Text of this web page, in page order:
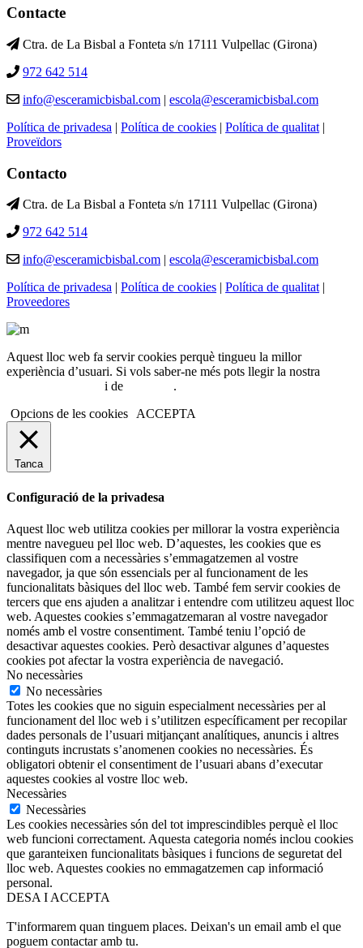
Contacte
Ctra. de La Bisbal a Fonteta s/n 17111 Vulpellac (Girona)
972 642 514
info@esceramicbisbal.com | escola@esceramicbisbal.com
Política de privadesa | Política de cookies | Política de qualitat |
Proveïdors
Contacto
Ctra. de La Bisbal a Fonteta s/n 17111 Vulpellac (Girona)
972 642 514
info@esceramicbisbal.com | escola@esceramicbisbal.com
Política de privadesa | Política de cookies | Política de qualitat|
Proveedores
Aquest lloc web fa servir cookies perquè tingueu la millor
experiència d’usuari. Si vols saber-ne més pots llegir la nostra
i de
.
Opcions de les cookies ACCEPTA
Tanca
Configuració de la privadesa
Aquest lloc web utilitza cookies per millorar la vostra experiència
mentre navegueu pel lloc web. D’aquestes, les cookies que es
classifiquen com a necessàries s’emmagatzemen al vostre
navegador, ja que són essencials per al funcionament de les
funcionalitats bàsiques del lloc web. També fem servir cookies de
tercers que ens ajuden a analitzar i entendre com utilitzeu aquest lloc
web. Aquestes cookies s’emmagatzemaran al vostre navegador
només amb el vostre consentiment. També teniu l’opció de
desactivar aquestes cookies. Però desactivar algunes d’aquestes
cookies pot afectar la vostra experiència de navegació.
No necessàries
No necessàries
Totes les cookies que no siguin especialment necessàries per al
funcionament del lloc web i s’utilitzen específicament per recopilar
dades personals de l’usuari mitjançant analítiques, anuncis i altres
continguts incrustats s’anomenen cookies no necessàries. És
obligatori obtenir el consentiment de l’usuari abans d’executar
aquestes cookies al vostre lloc web.
Necessàries
Necessàries
Les cookies necessàries són del tot imprescindibles perquè el lloc
web funcioni correctament. Aquesta categoria només inclou cookies
que garanteixen funcionalitats bàsiques i funcions de seguretat del
lloc web. Aquestes cookies no emmagatzemen cap informació
personal.
DESA I ACCEPTA
T'informarem quan tinguem places. Deixan's un email amb el que
poguem contactar amb tu.